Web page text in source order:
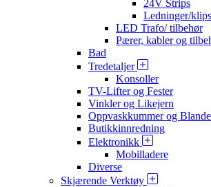
24V Strips
Ledninger/klips
LED Trafo/ tilbehør
Pærer, kabler og
Bad
Tredetaljer
Konsoller
TV-Lifter og Fester
Vinkler og Likejern
Oppvaskkummer og
Butikkinnredning
Elektronikk
Mobilladere
Diverse
Skjærende Verktøy